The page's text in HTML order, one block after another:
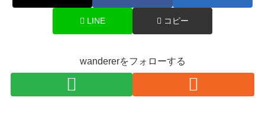
LINE コピー
wandererをフォローする